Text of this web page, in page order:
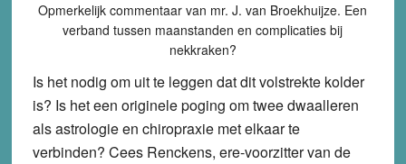
Opmerkelijk commentaar van mr. J. van Broekhuijze. Een
verband tussen maanstanden en complicaties bij
nekkraken?
Is het nodig om uit te leggen dat dit volstrekte kolder
is? Is het een originele poging om twee dwaalleren
als astrologie en chiropraxie met elkaar te
verbinden? Cees Renckens, ere-voorzitter van de